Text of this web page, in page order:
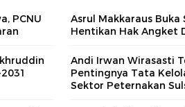
PCNU
Asrul Makkaraus Buka
Hentikan Hak Angket
Andi Irwan Wirasasti
Pentingnya Tata
Sektor Peternakan